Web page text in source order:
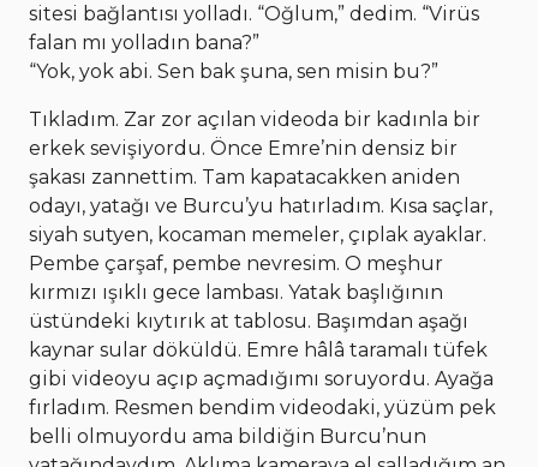
sitesi bağlantısı yolladı. “Oğlum,” dedim. “Virüs
falan mı yolladın bana?”
“Yok, yok abi. Sen bak şuna, sen misin bu?”
Tıkladım. Zar zor açılan videoda bir kadınla bir
erkek sevişiyordu. Önce Emre’nin densiz bir
şakası zannettim. Tam kapatacakken aniden
odayı, yatağı ve Burcu’yu hatırladım. Kısa saçlar,
siyah sutyen, kocaman memeler, çıplak ayaklar.
Pembe çarşaf, pembe nevresim. O meşhur
kırmızı ışıklı gece lambası. Yatak başlığının
üstündeki kıytırık at tablosu. Başımdan aşağı
kaynar sular döküldü. Emre hâlâ taramalı tüfek
gibi videoyu açıp açmadığımı soruyordu. Ayağa
fırladım. Resmen bendim videodaki, yüzüm pek
belli olmuyordu ama bildiğin Burcu’nun